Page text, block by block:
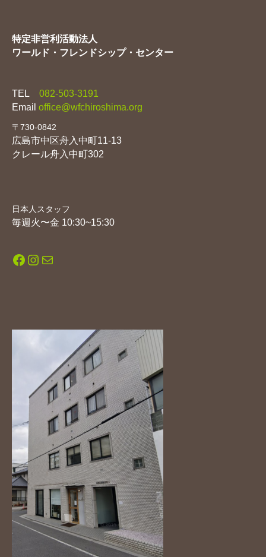
特定非営利活動法人
ワールド・フレンドシップ・センター
TEL
082-503-3191
Email office@wfchiroshima.org
〒730-0842
広島市中区舟入中町11-13
クレール舟入中町302
日本人スタッフ
毎週火〜金 10:30~15:30
Facebook
Instagram
メール